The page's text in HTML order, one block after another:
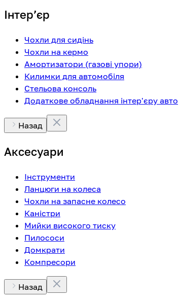
Інтерʼєр
Чохли для сидінь
Чохли на кермо
Амортизатори (газові упори)
Килимки для автомобіля
Стельова консоль
Додаткове обладнання інтер'єру авто
Назад
Аксесуари
Інструменти
Ланцюги на колеса
Чохли на запасне колесо
Каністри
Мийки високого тиску
Пилососи
Домкрати
Компресори
Назад